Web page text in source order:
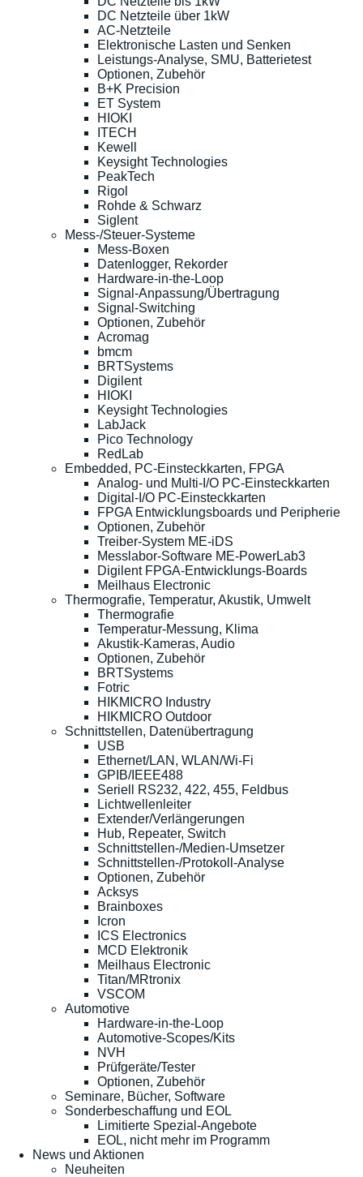
DC Netzteile über 1kW
AC-Netzteile
Elektronische Lasten und Senken
Leistungs-Analyse, SMU, Batterietest
Optionen, Zubehör
B+K Precision
ET System
HIOKI
ITECH
Kewell
Keysight Technologies
PeakTech
Rigol
Rohde & Schwarz
Siglent
Mess-/Steuer-Systeme
Mess-Boxen
Datenlogger, Rekorder
Hardware-in-the-Loop
Signal-Anpassung/Übertragung
Signal-Switching
Optionen, Zubehör
Acromag
bmcm
BRTSystems
Digilent
HIOKI
Keysight Technologies
LabJack
Pico Technology
RedLab
Embedded, PC-Einsteckkarten, FPGA
Analog- und Multi-I/O PC-Einsteckkarten
Digital-I/O PC-Einsteckkarten
FPGA Entwicklungsboards und Peripherie
Optionen, Zubehör
Treiber-System ME-iDS
Messlabor-Software ME-PowerLab3
Digilent FPGA-Entwicklungs-Boards
Meilhaus Electronic
Thermografie, Temperatur, Akustik, Umwelt
Thermografie
Temperatur-Messung, Klima
Akustik-Kameras, Audio
Optionen, Zubehör
BRTSystems
Fotric
HIKMICRO Industry
HIKMICRO Outdoor
Schnittstellen, Datenübertragung
USB
Ethernet/LAN, WLAN/Wi-Fi
GPIB/IEEE488
Seriell RS232, 422, 455, Feldbus
Lichtwellenleiter
Extender/Verlängerungen
Hub, Repeater, Switch
Schnittstellen-/Medien-Umsetzer
Schnittstellen-/Protokoll-Analyse
Optionen, Zubehör
Acksys
Brainboxes
Icron
ICS Electronics
MCD Elektronik
Meilhaus Electronic
Titan/MRtronix
VSCOM
Automotive
Hardware-in-the-Loop
Automotive-Scopes/Kits
NVH
Prüfgeräte/Tester
Optionen, Zubehör
Seminare, Bücher, Software
Sonderbeschaffung und EOL
Limitierte Spezial-Angebote
EOL, nicht mehr im Programm
News und Aktionen
Neuheiten